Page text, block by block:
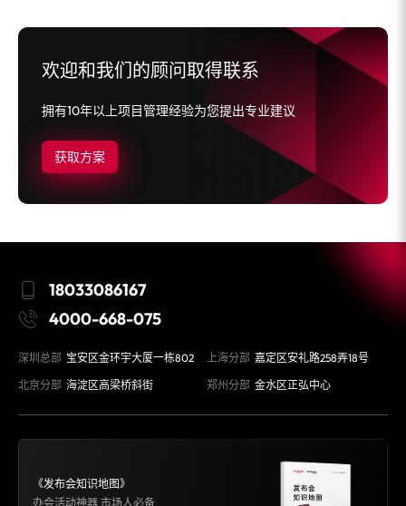
欢迎和我们的顾问取得联系
拥有10年以上项目管理经验为您提出专业建议
获取方案
《发布会知识地图》
办会活动神器 市场人必备
18033086167
4000-668-075
深圳总部 宝安区金环宇大厦一栋802 上海分部 嘉定区安礼路258弄18号
北京分部 海淀区高梁桥斜街 郑州分部 金水区正弘中心